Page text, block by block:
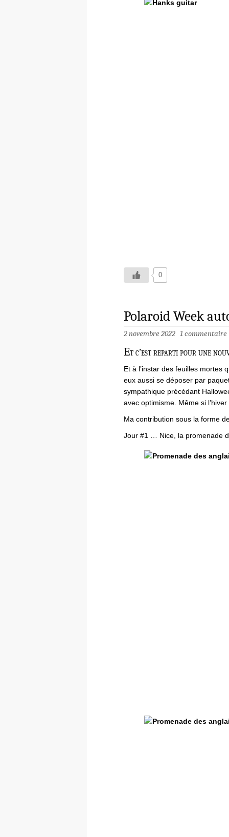
0
Polaroid Week
2 novembre 2022 1 commentaire
Et c’est reparti pour une
Et à l’instar des feuilles mortes
eux aussi se déposer par
sympathique précédant
avec optimisme. Même si
Ma contribution sous la forme
Jour #1 … Nice, la promenade